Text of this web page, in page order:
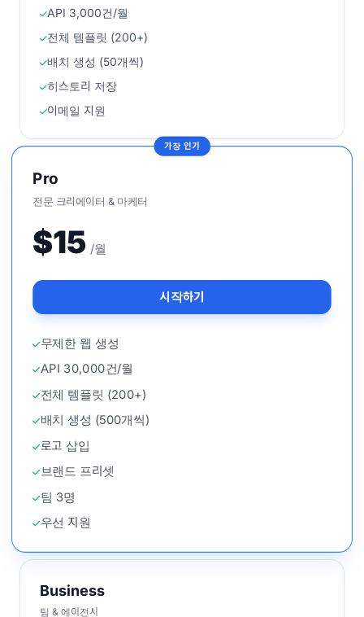
API 3,000건/월
전체 템플릿 (200+)
배치 생성 (50개씩)
히스토리 저장
이메일 지원
가장 인기
Pro
전문 크리에이터 & 마케터
$15 /월
시작하기
무제한 웹 생성
API 30,000건/월
전체 템플릿 (200+)
배치 생성 (500개씩)
로고 삽입
브랜드 프리셋
팀 3명
우선 지원
Business
팀 & 에이전시